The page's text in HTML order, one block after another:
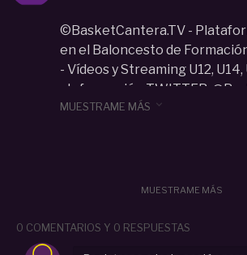
©BasketCantera.TV -
en el Baloncesto de
- Vídeos y Streaming U12, U14,
- Información TWITTER:
MUESTRAME MÁS 
MUESTRAME MÁS
0 COMENTARIOS Y 0 RESPUESTAS